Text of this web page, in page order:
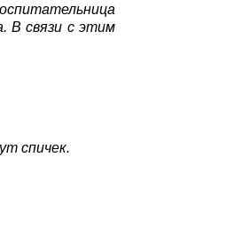
В связи с этим
спичек.